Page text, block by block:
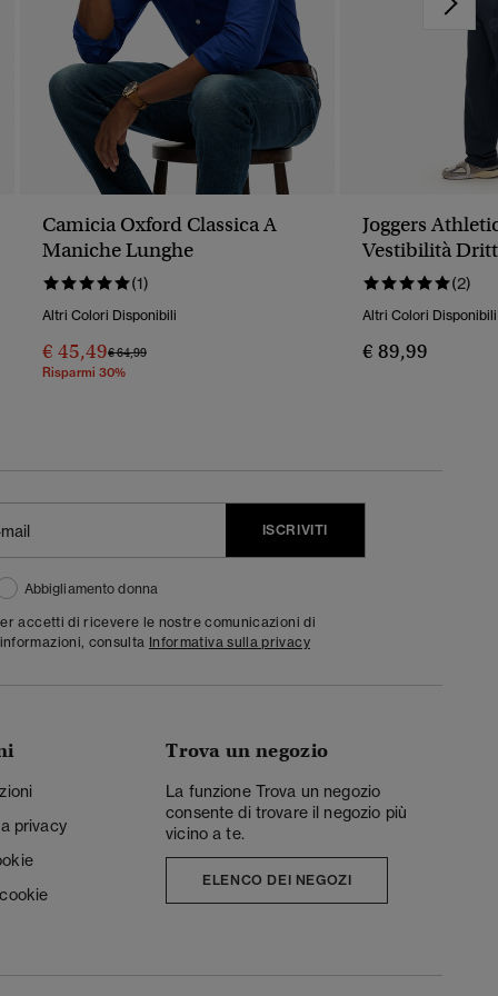
Camicia Oxford Classica A
Maniche Lunghe
(1)
Altri Colori Disponibili
€ 45,49Prezzo Ridotto Da
€ 64,99A
Risparmi 30%
Joggers
Vestibilità
(2)
Altri Colori Disponibili
€ 89,99
ISCRIVITI
Abbigliamento donna
accetti di ricevere le nostre comunicazioni di
consulta Informativa sulla privacy
privacy
Trova un negozio
La funzione Trova un negozio
consente di trovare il negozio più
vicino a te.
ELENCO DEI NEGOZI